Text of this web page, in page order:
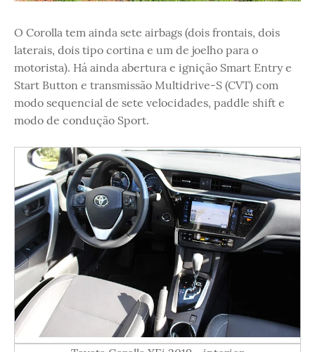
O Corolla tem ainda sete airbags (dois frontais, dois
laterais, dois tipo cortina e um de joelho para o
motorista). Há ainda abertura e ignição Smart Entry e
Start Button e transmissão Multidrive-S (CVT) com
modo sequencial de sete velocidades, paddle shift e
modo de condução Sport.